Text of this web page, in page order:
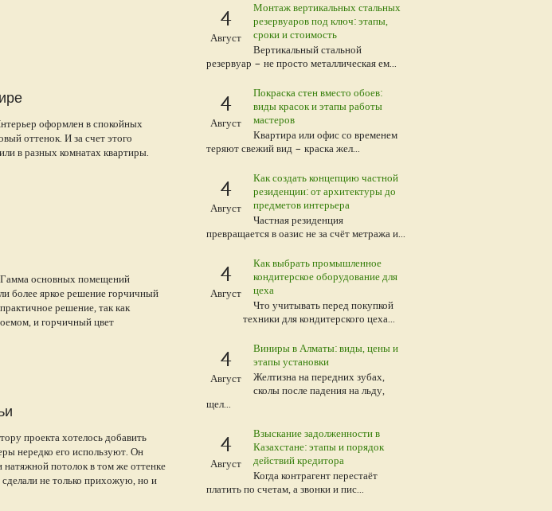
4
Август
Монтаж вертикальных стальных
резервуаров под ключ: этапы,
сроки и стоимость
Вертикальный стальной
резервуар – не просто металлическая ем...
4
Август
Покраска стен вместо обоев:
виды красок и этапы работы
мастеров
Квартира или офис со временем
теряют свежий вид – краска жел...
4
Август
Как создать концепцию частной
резиденции: от архитектуры до
предметов интерьера
Частная резиденция
превращается в оазис не за счёт метража и...
4
Август
Как выбрать промышленное
кондитерское оборудование для
цеха
Что учитывать перед покупкой
техники для кондитерского цеха...
4
Август
Виниры в Алматы: виды, цены и
этапы установки
Желтизна на передних зубах,
сколы после падения на льду,
щел...
4
Август
Взыскание задолженности в
Казахстане: этапы и порядок
действий кредитора
Когда контрагент перестаёт
платить по счетам, а звонки и пис...
оформлен в спокойных
оттенок. И за счет этого
в разных комнатах квартиры.
Гамма основных помещений
более яркое решение горчичный
решение, так как
и горчичный цвет
проекта хотелось добавить
нередко его используют. Он
потолок в том же оттенке
сделали не только прихожую, но и